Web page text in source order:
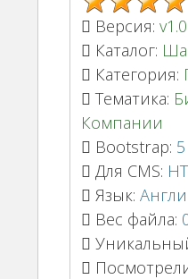
Версия: v1.0
Каталог:
Категория:
Тематика:
Компании
Bootstrap: 5
Для CMS:
Язык:
Вес файла: